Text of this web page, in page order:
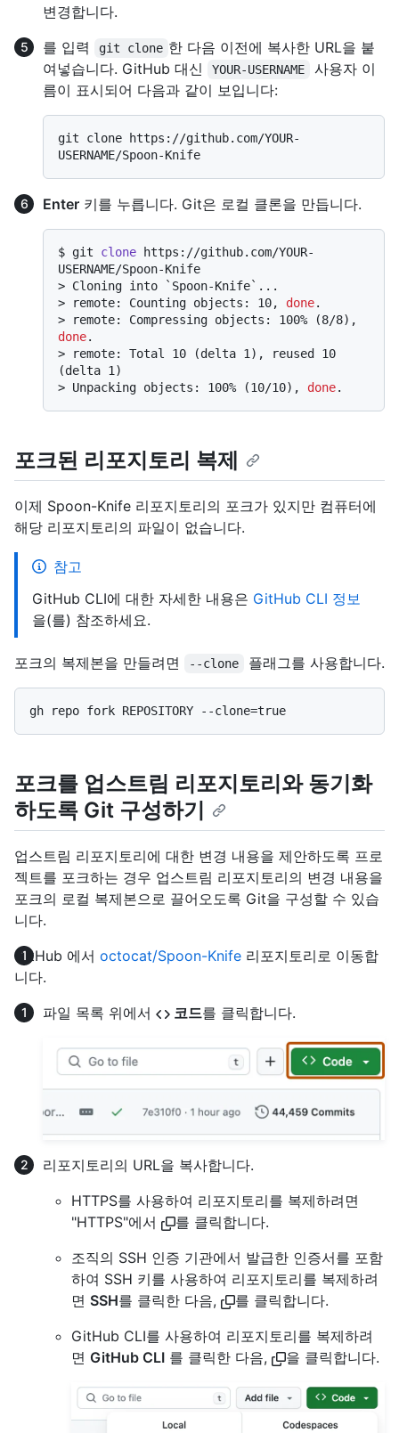
변경합니다.
를 입력
git clone 한 다음 이전에 복사한 URL을 붙
여넣습니다. GitHub 대신
YOUR-USERNAME
사용자 이
름이 표시되어 다음과 같이 보입니다:
git clone https://github.com/YOUR-
Enter 키를 누릅니다. Git은 로컬 클론을 만듭니다.
$ git clone https://github.com/YOUR-
USERNAME/Spoon-Knife
> Cloning into `Spoon-Knife`...
>
remote: Counting objects: 10, done.
>
done.
>
remote: Total 10 (delta 1), reused 10
(delta 1)
> Unpacking objects: 100% (10/10), done.
포크된 리포지토리 복제
이제 Spoon-Knife 리포지토리의 포크가 있지만 컴퓨터에
해당 리포지토리의 파일이 없습니다.
참고
GitHub CLI에 대한 자세한 내용은 GitHub CLI 정보
을(를) 참조하세요.
포크의 복제본을 만들려면 --clone 플래그를 사용합니다.
포크를 업스트림 리포지토리와 동기화
하도록 Git 구성하기
업스트림 리포지토리에 대한 변경 내용을 제안하도록 프로
젝트를 포크하는 경우 업스트림 리포지토리의 변경 내용을
포크의 로컬 복제본으로 끌어오도록 Git을 구성할 수 있습
니다.
GitHub 에서 octocat/Spoon-Knife 리포지토리로 이동합
니다.
파일 목록 위에서
코드를 클릭합니다.
리포지토리의 URL을 복사합니다.
HTTPS를 사용하여 리포지토리를 복제하려면
"HTTPS"에서
를 클릭합니다.
조직의 SSH 인증 기관에서 발급한 인증서를 포함
하여 SSH 키를 사용하여 리포지토리를 복제하려
면 SSH를 클릭한 다음,
를 클릭합니다.
GitHub CLI를 사용하여 리포지토리를 복제하려
면 GitHub CLI 를 클릭한 다음, 을 클릭합니다.